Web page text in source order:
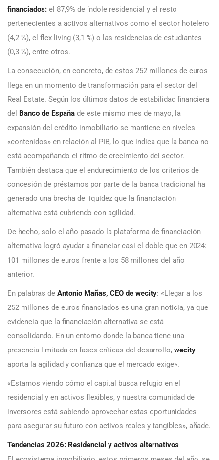
financiados: el 87,9% de índole residencial y el resto
pertenecientes a activos alternativos como el sector hotelero
(4,2 %), el flex living (3,1 %) o las residencias de estudiantes
(0,3 %), entre otros.
La consecución, en concreto, de estos 252 millones de euros
llega en un momento de transformación para el sector del
Real Estate. Según los últimos datos de estabilidad financiera
del Banco de España de este mismo mes de mayo, la
expansión del crédito inmobiliario se mantiene en niveles
«contenidos» en relación al PIB, lo que indica que la banca no
está acompañando el ritmo de crecimiento del sector.
También destaca que el endurecimiento de los criterios de
concesión de préstamos por parte de la banca tradicional ha
generado una brecha de liquidez que la financiación
alternativa está cubriendo con agilidad.
De hecho, solo el año pasado la plataforma de financiación
alternativa logró ayudar a financiar casi el doble que en 2024:
101 millones de euros frente a los 58 millones del año
anterior.
En palabras de Antonio Mañas, CEO de wecity: «Llegar a los
252 millones de euros financiados es una gran noticia, ya que
evidencia que la financiación alternativa se está
consolidando. En un entorno donde la banca tiene una
presencia limitada en fases críticas del desarrollo, wecity
aporta la agilidad y confianza que el mercado exige».
«Estamos viendo cómo el capital busca refugio en el
residencial y en activos flexibles, y nuestra comunidad de
inversores está sabiendo aprovechar estas oportunidades
para asegurar su futuro con activos reales y tangibles», añade.
Tendencias 2026: Residencial y activos alternativos